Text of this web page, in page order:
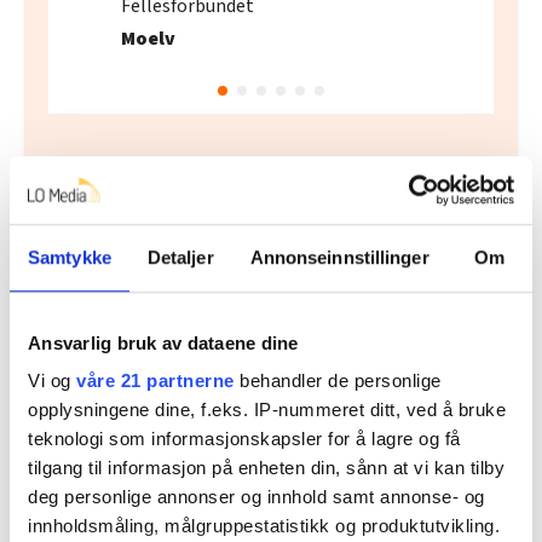
Samtykke Detaljer Annonseinnstillinger Om
Ansvarlig bruk av dataene dine
Vi og våre 21 partnerne behandler de personlige
opplysningene dine, f.eks. IP-nummeret ditt, ved å bruke
teknologi som informasjonskapsler for å lagre og få
tilgang til informasjon på enheten din, sånn at vi kan tilby
deg personlige annonser og innhold samt annonse- og
innholdsmåling, målgruppestatistikk og produktutvikling.
Fellesforbundet
Moelv
Flere saker